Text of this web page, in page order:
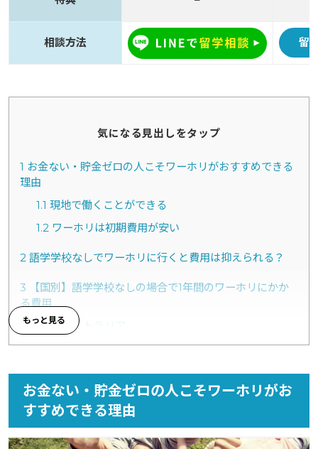
相談方法 留
気になる見出しをタップ
1 お金ない・貯金ゼロの人こそワーホリがおすすめできる
理由
1.1 現地で働くことができる
1.2ワーホリは初期費用が安い
2 語学学校なしでワーホリに行くと費用は抑えられる？
3 【国別】語学学校なしの場合で1年間のワーホリにかか
る費用
3.1オーストラリア
3.2カナダ
3.3ニュージーランド
3.4【参考】その他の国
はある？
お金ない・貯金ゼロの人こそワーホリがお
すすめできる理由